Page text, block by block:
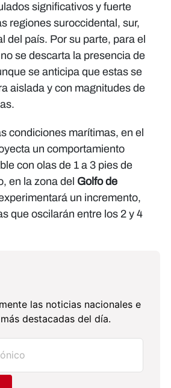
significativos y fuerte
regiones suroccidental, sur,
del país. Por su parte, para el
se descarta la presencia de
se anticipa que estas se
aislada y con magnitudes de
condiciones marítimas, en el
un comportamiento
con olas de 1 a 3 pies de
en la zona del Golfo de
un incremento,
que oscilarán entre los 2 y 4
las noticias nacionales e
destacadas del día.